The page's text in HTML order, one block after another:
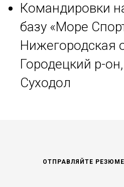
Командировки
базу «Море
Нижегородская
Городецкий р-
Суходол
ОТПРАВЛЯЙТЕ